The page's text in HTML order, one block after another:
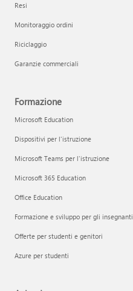
Resi
Monitoraggio ordini
Riciclaggio
Garanzie commerciali
Formazione
Microsoft Education
Dispositivi per l'istruzione
Microsoft Teams per l'istruzione
Microsoft 365 Education
Office Education
Formazione e sviluppo per gli insegnanti
Offerte per studenti e genitori
Azure per studenti